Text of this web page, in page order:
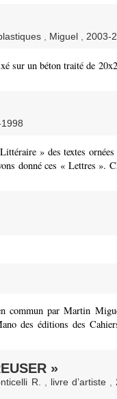
, Miguel , 2003-
sur un béton traité de
» des textes ornées
donné ces « Lettres ».
commun par Martin
des éditions des
»
R. livre d’artiste